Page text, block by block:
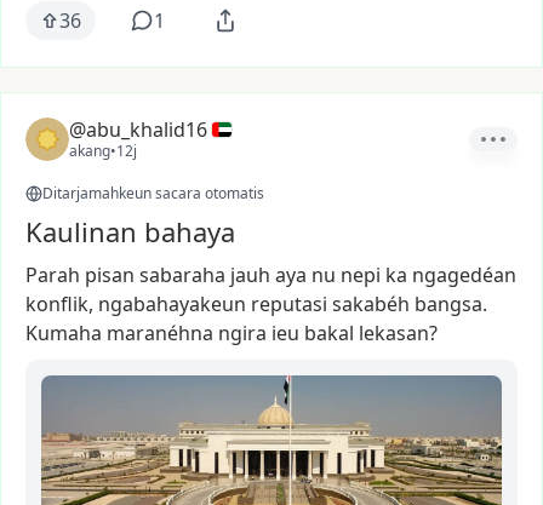
36 1
@abu_khalid16
akang•12j
Ditarjamahkeun sacara otomatis
Kaulinan bahaya
Parah pisan sabaraha jauh aya nu nepi ka ngagedéan
konflik, ngabahayakeun reputasi sakabéh bangsa.
Kumaha maranéhna ngira ieu bakal lekasan?